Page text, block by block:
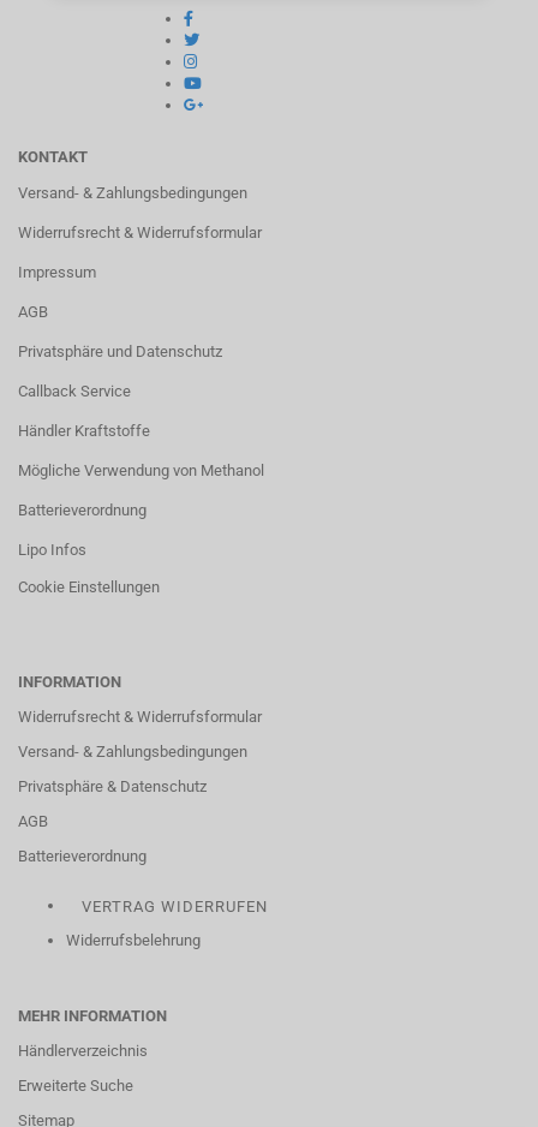
KONTAKT
Versand- & Zahlungsbedingungen
Widerrufsrecht & Widerrufsformular
Impressum
AGB
Privatsphäre und Datenschutz
Callback Service
Händler Kraftstoffe
Mögliche Verwendung von Methanol
Batterieverordnung
Lipo Infos
Cookie Einstellungen
INFORMATION
Widerrufsrecht & Widerrufsformular
Versand- & Zahlungsbedingungen
Privatsphäre & Datenschutz
AGB
Batterieverordnung
VERTRAG WIDERRUFEN
Widerrufsbelehrung
MEHR INFORMATION
Händlerverzeichnis
Erweiterte Suche
Sitemap